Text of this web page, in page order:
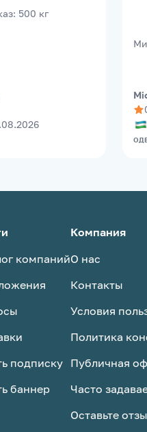
: 500 кг
компаний
подписку
баннер
Компания
О нас
Контакты
Условия
Политика
Публичная
Часто
Оставьте